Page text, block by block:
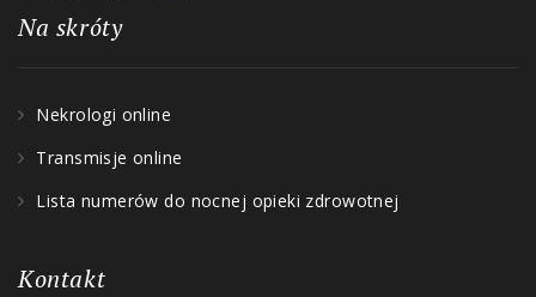
Na skróty
Nekrologi online
Transmisje online
Lista numerów do nocnej opieki zdrowotnej
Kontakt